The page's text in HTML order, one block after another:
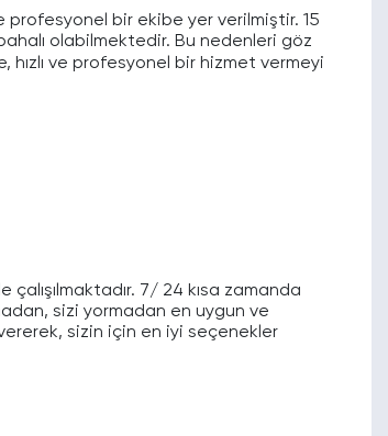
bir ekibe yer verilmiştir. 15
olabilmektedir. Bu nedenleri göz
hızlı ve profesyonel bir hizmet vermeyi
7/ 24 kısa zamanda
sizi yormadan en uygun ve
sizin için en iyi seçenekler